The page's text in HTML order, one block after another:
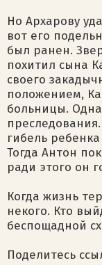
Но Архарову
вот его
был ранен.
похитил сына
своего
положением,
больницы.
гибель
Тогда Антон
ради этого он
Когда жизнь
некого. Кто
беспощадной
Поделитесь